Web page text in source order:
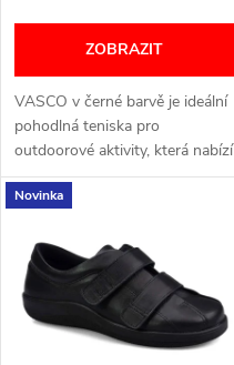
d
u
k
t
ů
r
o
d
u
k
t
ZOBRAZIT
VASCO v černé barvě je ideální
pohodlná teniska pro
outdoorové aktivity, která nabízí
výjimečné pohodlí a velkou
všestrannost. Produkt je
patologie:...
Novinka